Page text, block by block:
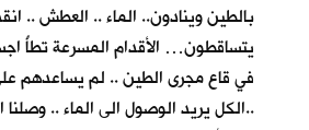
بالطين وينادون.. الماء .. العطش ..
يتساقطون… الأقدام المسرعة تطأُ
في قاع مجرى الطين .. لم يساعدهم
..الكل يريد الوصول الى الماء .. وصلنا